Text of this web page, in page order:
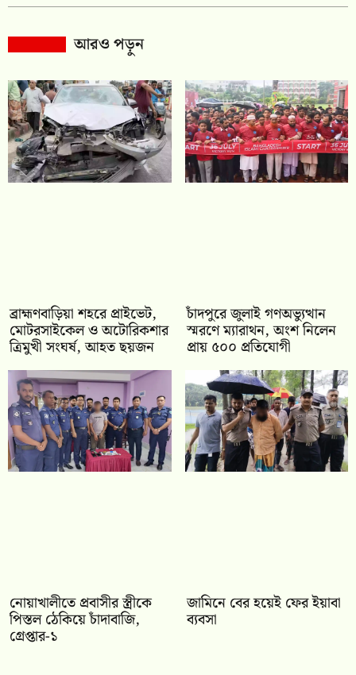
আরও পড়ুন
ব্রাহ্মণবাড়িয়া শহরে প্রাইভেট,
মোটরসাইকেল ও অটোরিকশার
ত্রিমুখী সংঘর্ষ, আহত ছয়জন
চাঁদপুরে জুলাই গণঅভ্যুত্থান
স্মরণে ম্যারাথন, অংশ নিলেন
প্রায় ৫০০ প্রতিযোগী
নোয়াখালীতে প্রবাসীর স্ত্রীকে
পিস্তল ঠেকিয়ে চাঁদাবাজি,
গ্রেপ্তার-১
জামিনে বের হয়েই ফের ইয়াবা
ব্যবসা